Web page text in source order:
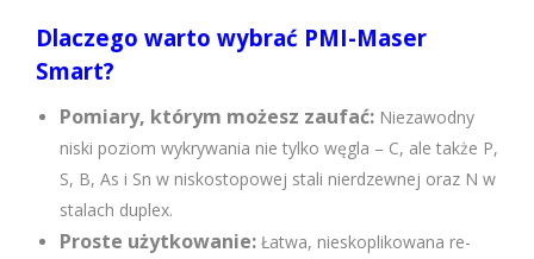
Dlaczego warto wybrać PMI-Maser
Smart?
Pomiary, którym możesz zaufać: Niezawodny
niski poziom wykrywania nie tylko węgla – C, ale także P,
S, B, As i Sn w niskostopowej stali nierdzewnej oraz N w
stalach duplex.
Proste użytkowanie: Łatwa, nieskoplikowana re-